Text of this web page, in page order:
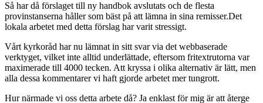
Så har då förslaget till ny handbok avslutats och de flesta
provinstanserna håller som bäst på att lämna in sina remisser.Det
lokala arbetet med detta förslag har varit stressigt.
Vårt kyrkoråd har nu lämnat in sitt svar via det webbaserade
verktyget, vilket inte alltid underlättade, eftersom fritextrutorna var
maximerade till 4000 tecken. Att kryssa i olika alternativ är lätt, men
alla dessa kommentarer vi haft gjorde arbetet mer tungrott.
Hur närmade vi oss detta arbete då? Ja enklast för mig är att återge